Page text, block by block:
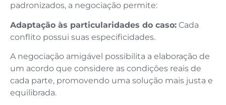
padronizados, a negociação permite:
Adaptação às particularidades do caso: Cada
conflito possui suas especificidades.
A negociação amigável possibilita a elaboração de
um acordo que considere as condições reais de
cada parte, promovendo uma solução mais justa e
equilibrada.